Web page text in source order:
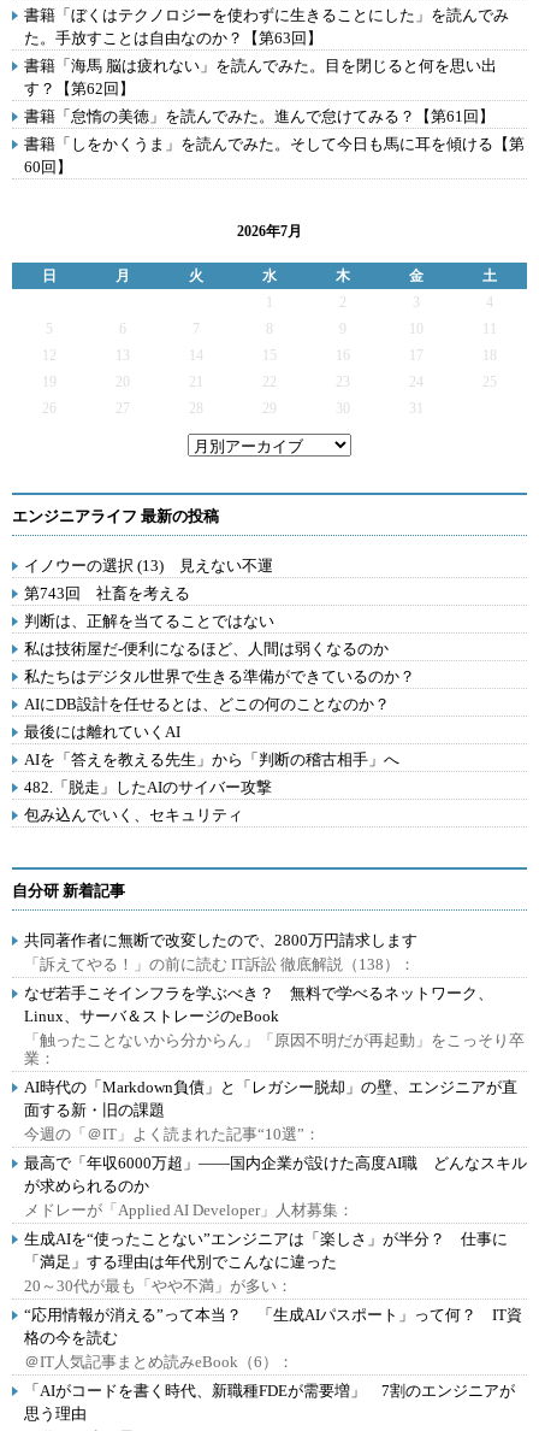
書籍「ぼくはテクノロジーを使わずに生きることにした」を読んでみ
た。手放すことは自由なのか？【第63回】
書籍「海馬 脳は疲れない」を読んでみた。目を閉じると何を思い出
す？【第62回】
書籍「怠惰の美徳」を読んでみた。進んで怠けてみる？【第61回】
書籍「しをかくうま」を読んでみた。そして今日も馬に耳を傾ける【第
60回】
2026年7月
日 月 火 水 木 金
土
2 3
4
5
6 7 9
12
13 14 15 16 17
19
20 21 22 23 24
25
26
27 28 29 30 31
エンジニアライフ 最新の投稿
イノウーの選択 (13) 見えない不運
第743回 社畜を考える
判断は、正解を当てることではない
私は技術屋だ-便利になるほど、人間は弱くなるのか
私たちはデジタル世界で生きる準備ができているのか？
AIにDB設計を任せるとは、どこの何のことなのか？
最後には離れていくAI
AIを「答えを教える先生」から「判断の稽古相手」へ
482.「脱走」したAIのサイバー攻撃
包み込んでいく、セキュリティ
自分研 新着記事
共同著作者に無断で改変したので、2800万円請求します
「訴えてやる！」の前に読む IT訴訟 徹底解説（138）：
なぜ若手こそインフラを学ぶべき？ 無料で学べるネットワーク、
Linux、サーバ＆ストレージのeBook
「触ったことないから分からん」「原因不明だが再起動」をこっそり卒
業：
AI時代の「Markdown負債」と「レガシー脱却」の壁、エンジニアが直
面する新・旧の課題
今週の「＠IT」よく読まれた記事“10選”：
最高で「年収6000万超」――国内企業が設けた高度AI職 どんなスキル
が求められるのか
メドレーが「Applied AI Developer」人材募集：
生成AIを“使ったことない”エンジニアは「楽しさ」が半分？ 仕事に
「満足」する理由は年代別でこんなに違った
20～30代が最も「やや不満」が多い：
“応用情報が消える”って本当？ 「生成AIパスポート」って何？ IT資
格の今を読む
＠IT人気記事まとめ読みeBook（6）：
「AIがコードを書く時代、新職種FDEが需要増」 7割のエンジニアが
思う理由